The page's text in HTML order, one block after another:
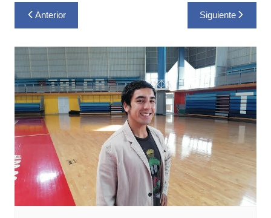
Navegación
de
entradas
Anterior Siguiente